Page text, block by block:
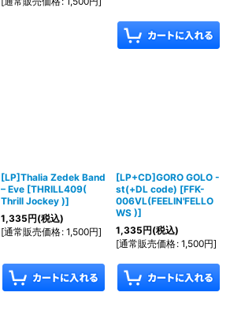
[LP]Thalia Zedek Band
‎– Eve [THRILL409(
Thrill Jockey )]
1,335円(税込)
[通常販売価格: 1,500円]
[LP+CD]GORO GOLO -
st(+DL code) [FFK-
006VL(FEELIN'FELLO
WS )]
1,335円(税込)
[通常販売価格: 1,500円]